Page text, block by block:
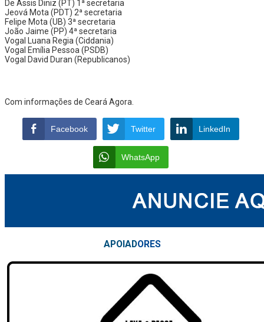
De Assis Diniz (PT) 1ª secretaria
Jeová Mota (PDT) 2ª secretaria
Felipe Mota (UB) 3ª secretaria
João Jaime (PP) 4ª secretaria
Vogal Luana Regia (Ciddania)
Vogal Emília Pessoa (PSDB)
Vogal David Duran (Republicanos)
Com informações de Ceará Agora.
Facebook Twitter LinkedIn
WhatsApp
APOIADORES